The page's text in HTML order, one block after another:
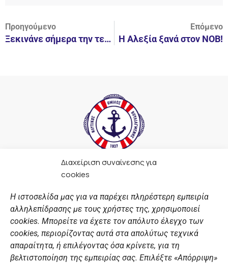
Διαχείριση συναίνεσης για
cookies
Η ιστοσελίδα μας για να παρέχει πληρέστερη εμπειρία
αλληλεπίδρασης με τους χρήστες της, χρησιμοποιεί
cookies. Μπορείτε να έχετε τον απόλυτο έλεγχο των
cookies, περιορίζοντας αυτά στα απολύτως τεχνικά
απαραίτητα, ή επιλέγοντας όσα κρίνετε, για τη
βελτιστοποίηση της εμπειρίας σας. Επιλέξτε «Απόρριψη»
Προηγούμενο
Ξεκινάνε σήμερα την τελική φάση οι Μίνι Παίδες, στο Λαιμό!
Επόμενο
Η Αλεξία ξανά στον ΝΟΒ!
F
a
e
b
o
o
k
t
a
g
r
a
m
t
u
b
e
n
k
e
d
i
n
ΣΎΝΔΕΣΜΟΙ
Αθλητικές σχολές
Διάπλους